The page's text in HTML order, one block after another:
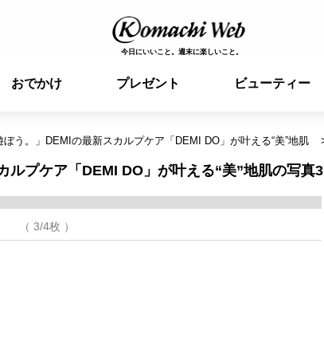
今日にいいこと。週末に楽しいこと。
おでかけ プレゼント ビューティー
う。」DEMIの最新スカルプケア「DEMI DO」が叶える“美”地肌
プケア「DEMI DO」が叶える“美”地肌の写真3
（ 3/4枚 ）